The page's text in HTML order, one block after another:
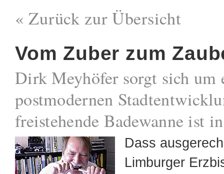
« Zurück zur Übersicht
Vom Zuber zum
Dirk Meyhöfer sorgt sich um
postmodernen
freistehende Badewanne ist
Dass
Limburger